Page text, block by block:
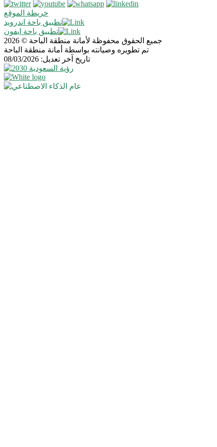
خريطة الموقع
تطبيق باحة اندرويد
تطبيق باحة ايفون
جميع الحقوق محفوظة لأمانة منطقة الباحة © 2026
تم تطويره وصيانته بواسطة أمانة منطقة الباحة
تاريخ آخر تعديل: 08/03/2026